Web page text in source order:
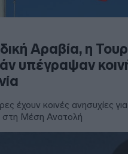
Αραβία, η
υπέγραψαν
έχουν κοινές ανησυχίες
στη Μέση Ανατολή